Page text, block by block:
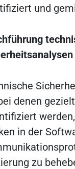
und
denen
in der
zu